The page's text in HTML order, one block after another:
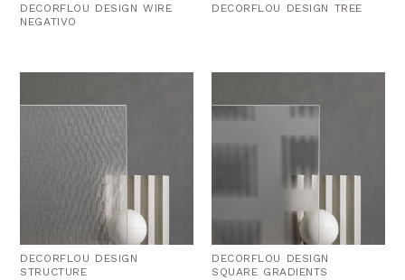
DECORFLOU DESIGN WIRE
NEGATIVO
DECORFLOU DESIGN TREE
DECORFLOU DESIGN
STRUCTURE
DECORFLOU DESIGN
SQUARE GRADIENTS